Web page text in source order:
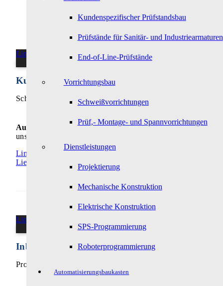
Kundenspezifischer Prüfstandsbau
Prüfstände für Sanitär- und Industriearmaturen
End-of-Line-Prüfstände
Vorrichtungsbau
Schweißvorrichtungen
Prüf,- Montage- und Spannvorrichtungen
Dienstleistungen
Projektierung
Mechanische Konstruktion
Elektrische Konstruktion
SPS-Programmierung
Roboterprogrammierung
Automatisierungsbaukasten
Link zu: Kurzfristige Lieferung
Kurzfristige Lieferung
Schnelligkeit für mehr Flexibilität
Auch wenn es einmal besonders schnell gehen muss –Auf
uns können Sie sich verlassen!
Link zu: Kurzfristige Lieferung
Lieferung
Link zu: Inbetriebnahme vor Ort
Inbetriebnahme vor Ort
Professioneller Support für einen sicheren Start